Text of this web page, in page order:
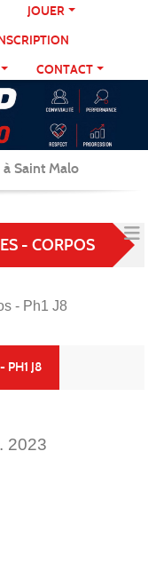
JOUER
CONTACT
Saint Malo
- CORPOS
- Ph1 J8
PH1 J8
2023